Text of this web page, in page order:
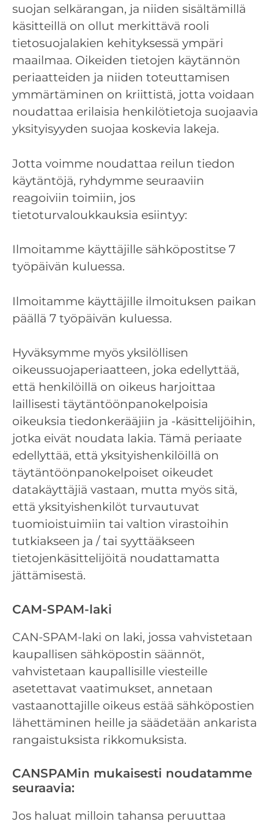
suojan selkärangan, ja niiden sisältämillä
käsitteillä on ollut merkittävä rooli
tietosuojalakien kehityksessä ympäri
maailmaa. Oikeiden tietojen käytännön
periaatteiden ja niiden toteuttamisen
ymmärtäminen on kriittistä, jotta voidaan
noudattaa erilaisia ​​henkilötietoja suojaavia
yksityisyyden suojaa koskevia lakeja.
Jotta voimme noudattaa reilun tiedon
käytäntöjä, ryhdymme seuraaviin
reagoiviin toimiin, jos
tietoturvaloukkauksia esiintyy:
Ilmoitamme käyttäjille sähköpostitse 7
työpäivän kuluessa.
Ilmoitamme käyttäjille ilmoituksen paikan
päällä 7 työpäivän kuluessa.
Hyväksymme myös yksilöllisen
oikeussuojaperiaatteen, joka edellyttää,
että henkilöillä on oikeus harjoittaa
laillisesti täytäntöönpanokelpoisia
oikeuksia tiedonkerääjiin ja -käsittelijöihin,
jotka eivät noudata lakia. Tämä periaate
edellyttää, että yksityishenkilöillä on
täytäntöönpanokelpoiset oikeudet
datakäyttäjiä vastaan, mutta myös sitä,
että yksityishenkilöt turvautuvat
tuomioistuimiin tai valtion virastoihin
tutkiakseen ja / tai syyttääkseen
tietojenkäsittelijöitä noudattamatta
jättämisestä.
CAM-SPAM-laki
CAN-SPAM-laki on laki, jossa vahvistetaan
kaupallisen sähköpostin säännöt,
vahvistetaan kaupallisille viesteille
asetettavat vaatimukset, annetaan
vastaanottajille oikeus estää sähköpostien
lähettäminen heille ja säädetään ankarista
rangaistuksista rikkomuksista.
CANSPAMin mukaisesti noudatamme
seuraavia:
Jos haluat milloin tahansa peruuttaa